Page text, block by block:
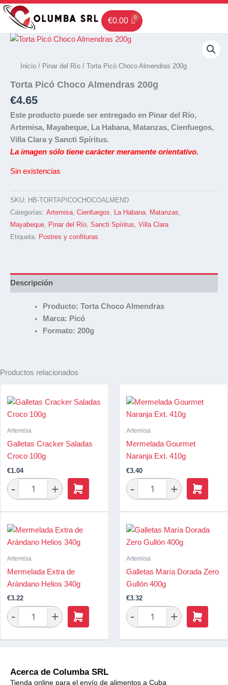
Ir
contenido
€0.00
Inicio / Pinar del Río / Torta Picó Choco Almendras 200g
Torta Picó Choco Almendras 200g
€4.65
Este producto puede ser entregado en Pinar del Río,
Artemisa, Mayabeque, La Habana, Matanzas, Cienfuegos,
Villa Clara y Sancti Spíritus.
La imagen sólo tiene carácter meramente orientativo.
Sin existencias
SKU: HB-TORTAPICOCHOCOALMEND
Categorías: Artemisa, Cienfuegos, La Habana, Matanzas,
Mayabeque, Pinar del Río, Sancti Spíritus, Villa Clara
Etiqueta: Postres y confituras
Descripción
Producto: Torta Choco Almendras
Marca: Picó
Formato: 200g
Productos relacionados
Artemisa
Galletas Cracker Saladas
Croco 100g
€1.04
Artemisa
Mermelada Gourmet
Naranja Ext. 410g
€3.40
Artemisa
Mermelada Extra de
Arándano Helios 340g
€3.22
Artemisa
Galletas María Dorada Zero
Gullón 400g
€3.32
Acerca de Columba SRL
Tienda online para el envío de alimentos a Cuba